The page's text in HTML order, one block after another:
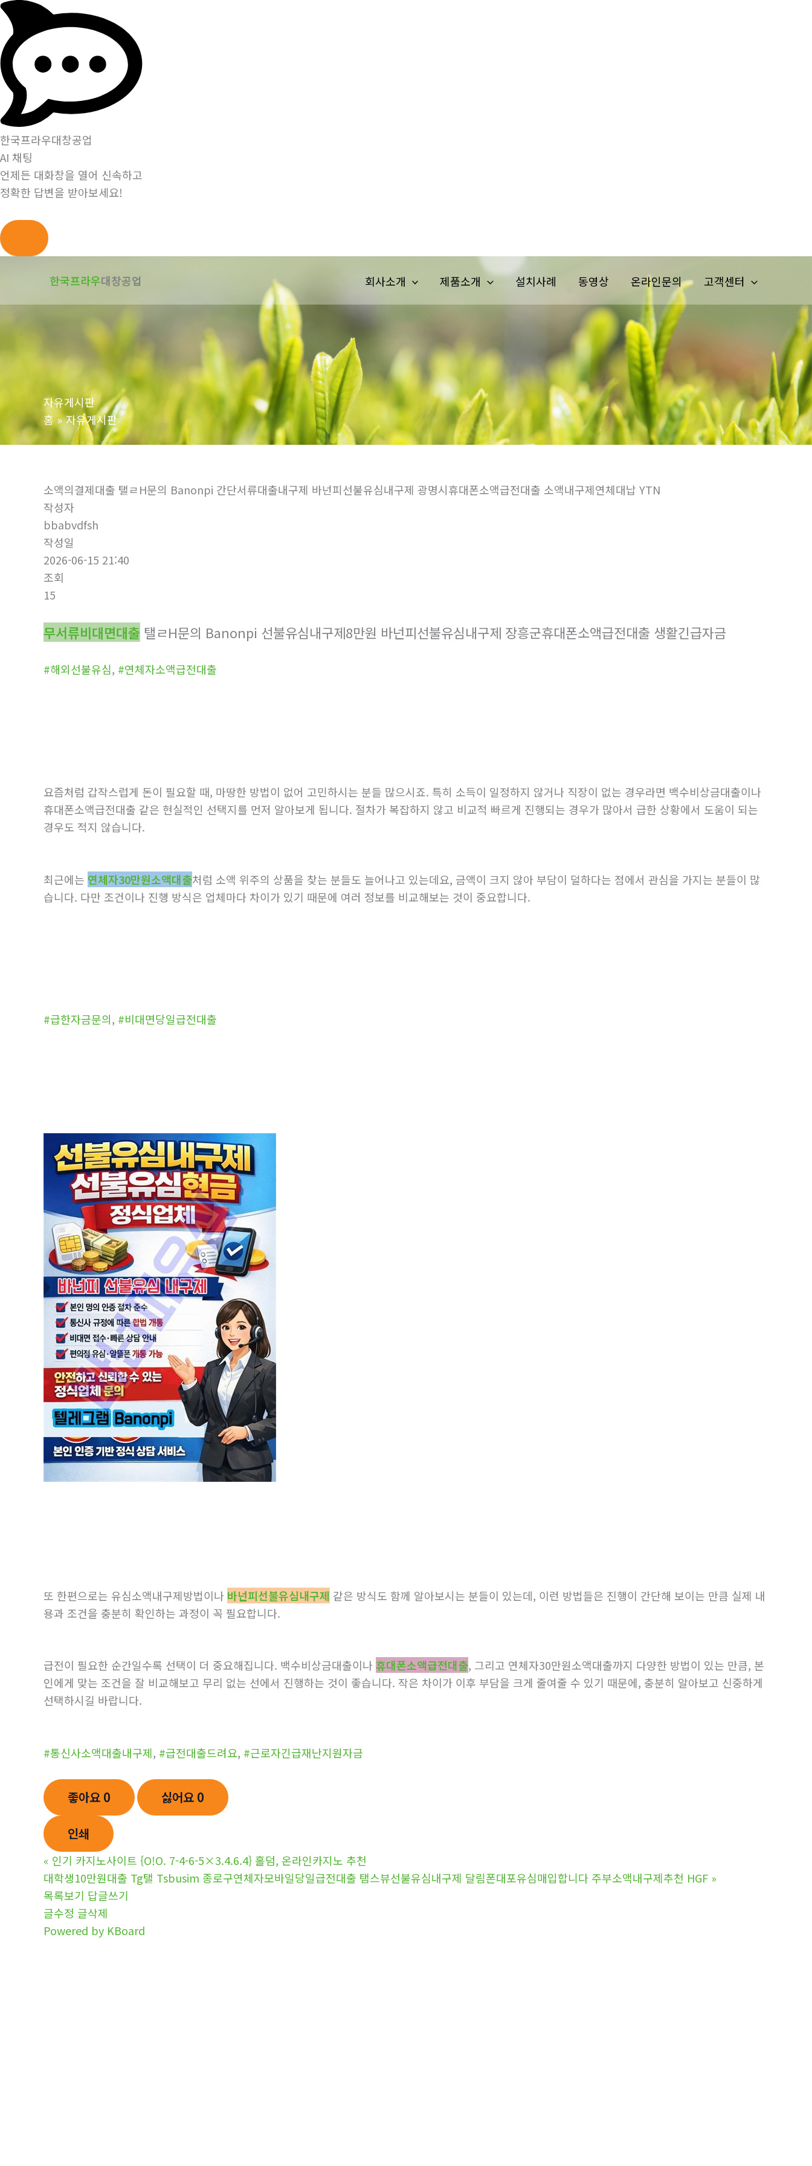
한국프라우대창공업
AI 채팅
언제든 대화창을 열어 신속하고
정확한 답변을 받아보세요!
너
한국프라우대창공업 회사소개 제품소개 설치사례 동영상 온라인문의 고객센터
자유게시판
홈
자유게시판
소액의결제대출 탤ㄹH문의 Banonpi 간단서류대출내구제 바넌피선불유심내구제 광명시휴대폰소액급전대출 소액내구제연체대납 YTN
작성자
bbabvdfsh
작성일
2026-06-15 21:40
조회
15
무서류비대면대출 탤ㄹH문의 Banonpi 선불유심내구제8만원 바넌피선불유심내구제 장흥군휴대폰소액급전대출 생활긴급자금
#해외선불유심, #연체자소액급전대출
요즘처럼 갑작스럽게 돈이 필요할 때, 마땅한 방법이 없어 고민하시는 분들 많으시죠. 특히 소득이 일정하지 않거나 직장이 없는 경우라면 백수비상금대출이나
휴대폰소액급전대출 같은 현실적인 선택지를 먼저 알아보게 됩니다. 절차가 복잡하지 않고 비교적 빠르게 진행되는 경우가 많아서 급한 상황에서 도움이 되는
경우도 적지 않습니다.
최근에는 연체자30만원소액대출처럼 소액 위주의 상품을 찾는 분들도 늘어나고 있는데요, 금액이 크지 않아 부담이 덜하다는 점에서 관심을 가지는 분들이 많
습니다. 다만 조건이나 진행 방식은 업체마다 차이가 있기 때문에 여러 정보를 비교해보는 것이 중요합니다.
#급한자금문의, #비대면당일급전대출
또 한편으로는 유심소액내구제방법이나 바넌피선불유심내구제 같은 방식도 함께 알아보시는 분들이 있는데, 이런 방법들은 진행이 간단해 보이는 만큼 실제 내
용과 조건을 충분히 확인하는 과정이 꼭 필요합니다.
급전이 필요한 순간일수록 선택이 더 중요해집니다. 백수비상금대출이나휴대폰소액급전대출, 그리고 연체자30만원소액대출까지 다양한 방법이 있는 만큼, 본
인에게 맞는 조건을 잘 비교해보고 무리 없는 선에서 진행하는 것이 좋습니다. 작은 차이가 이후 부담을 크게 줄여줄 수 있기 때문에, 충분히 알아보고 신중하게
선택하시길 바랍니다.
#통신사소액대출내구제, #급전대출드려요, #근로자긴급재난지원자금
좋아요 0 싫어요 0
인쇄
« 인기 카지노사이트 {O!O. 7-4-6-5×3.4.6.4} 홀덤, 온라인카지노 추천
대학생10만원대출 Tg탤 Tsbusim 종로구연체자모바일당일급전대출 탬스뷰선불유심내구제 달림폰대포유심매입합니다 주부소액내구제추천 HGF »
목록보기 답글쓰기
글수정 글삭제
Powered by KBoard